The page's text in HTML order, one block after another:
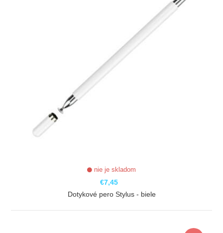
nie je skladom
€7,45
Dotykové pero Stylus - biele